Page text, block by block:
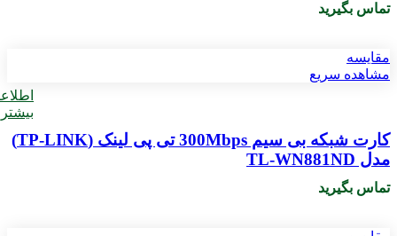
تماس بگیرید
مقایسه
مشاهده سریع
بیشتر
کارت شبکه بی‌ سیم 300Mbps تی پی لینک (TP-LINK)
مدل TL-WN881ND
تماس بگیرید